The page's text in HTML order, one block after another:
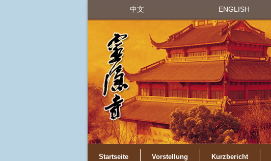
中文 ENGLISH
Startseite Vorstellung Kurzbericht